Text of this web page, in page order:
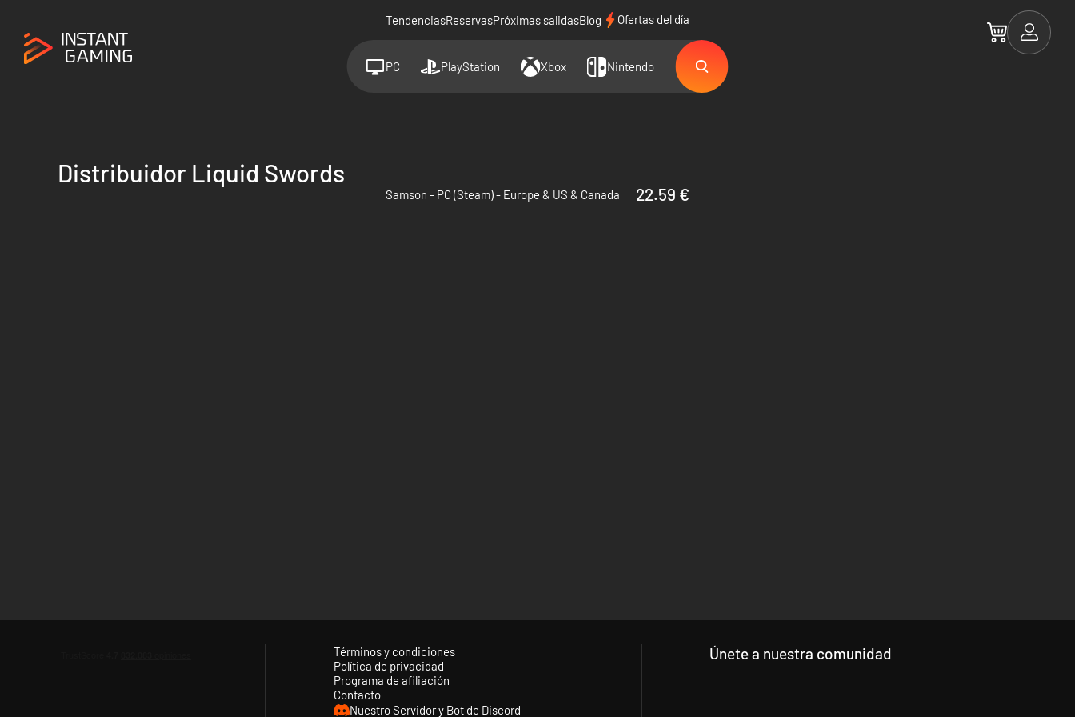
TendenciasReservasPróximas salidasBlog Ofertas del día
PC PlayStation Xbox Nintendo
Distribuidor Liquid Swords
Samson - PC (Steam) - Europe & US & Canada 22.59 €
Términos y condiciones
Política de privacidad
Programa de afiliación
Contacto
Nuestro Servidor y Bot de Discord
Únete a nuestra comunidad